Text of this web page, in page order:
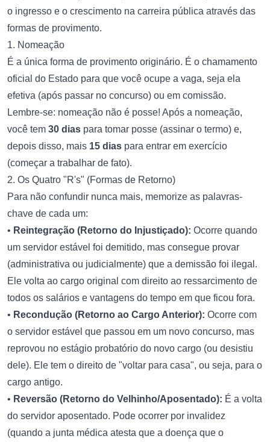
o ingresso e o crescimento na carreira pública através das
formas de provimento.
1. Nomeação
É a única forma de provimento originário. É o chamamento
oficial do Estado para que você ocupe a vaga, seja ela
efetiva (após passar no concurso) ou em comissão.
Lembre-se: nomeação não é posse! Após a nomeação,
você tem 30 dias para tomar posse (assinar o termo) e,
depois disso, mais 15 dias para entrar em exercício
(começar a trabalhar de fato).
2. Os Quatro "R's" (Formas de Retorno)
Para não confundir nunca mais, memorize as palavras-
chave de cada um:
• Reintegração (Retorno do Injustiçado): Ocorre quando
um servidor estável foi demitido, mas consegue provar
(administrativa ou judicialmente) que a demissão foi ilegal.
Ele volta ao cargo original com direito ao ressarcimento de
todos os salários e vantagens do tempo em que ficou fora.
• Recondução (Retorno ao Cargo Anterior): Ocorre com
o servidor estável que passou em um novo concurso, mas
reprovou no estágio probatório do novo cargo (ou desistiu
dele). Ele tem o direito de "voltar para casa", ou seja, para o
cargo antigo.
• Reversão (Retorno do Velhinho/Aposentado): É a volta
do servidor aposentado. Pode ocorrer por invalidez
(quando a junta médica atesta que a doença que o